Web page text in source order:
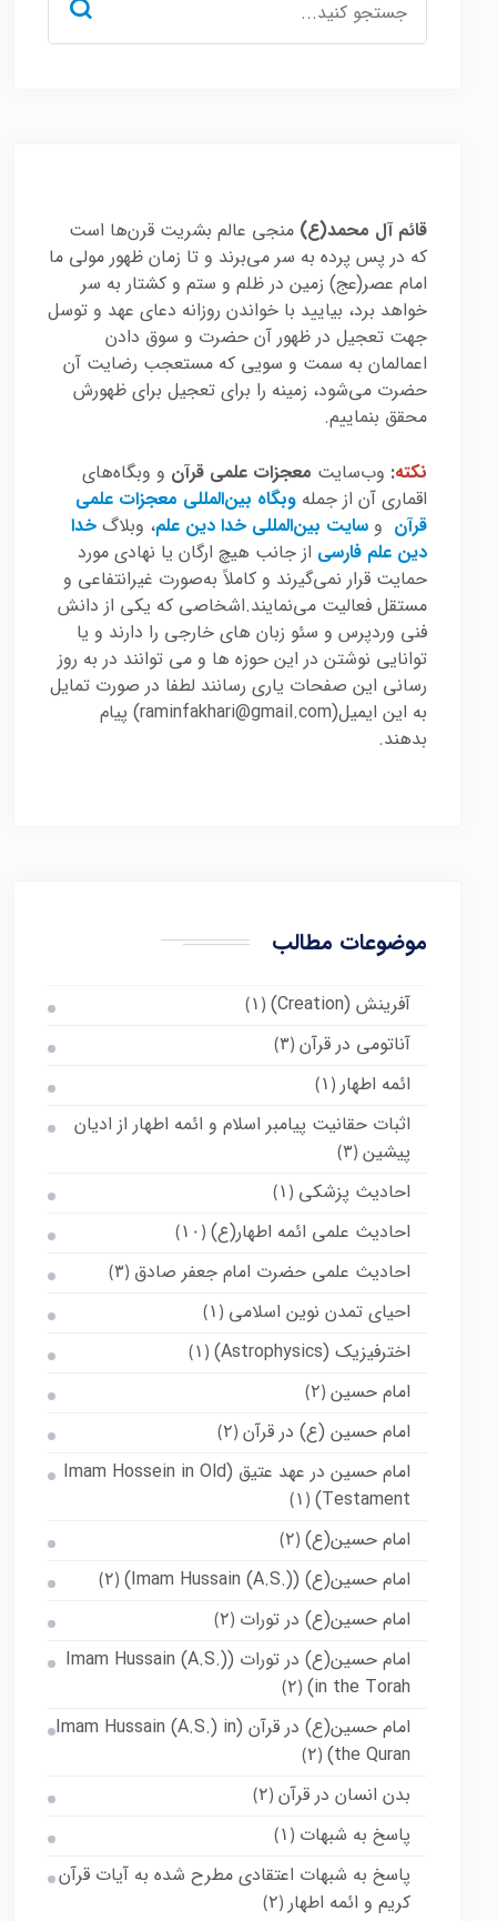
برای:
قائم آل محمد(ع) منجی عالم بشریت قرن‌ها است
که در پس پرده به سر می‌برند و تا زمان ظهور مولی ما
امام عصر(عج) زمین در ظلم و ستم و کشتار به سر
خواهد برد، بیایید با خواندن روزانه دعای عهد و توسل
جهت تعجیل در ظهور آن حضرت و سوق دادن
اعمالمان به سمت و سویی که مستعجب رضایت آن
حضرت می‌شود، زمینه را برای تعجیل برای ظهورش
محقق بنماییم.
نکته: وب‌سایت معجزات علمی قرآن و وبگاه‌های
اقماری آن از جمله وبگاه بین‌المللی معجزات علمی
قرآن و سایت بین‌المللی خدا دین علم، وبلاگ خدا
دین علم فارسی از جانب هیچ ارگان یا نهادی مورد
حمایت قرار نمی‌گیرند و کاملاً به‌صورت غیرانتفاعی و
مستقل فعالیت می‌نمایند.اشخاصی که یکی از دانش
فنی وردپرس و سئو زبان های خارجی را دارند و یا
توانایی نوشتن در این حوزه ها و می توانند در به روز
رسانی این صفحات یاری رسانند لطفا در صورت تمایل
به این ایمیل(raminfakhari@gmail.com) پیام
بدهند.
موضوعات مطالب
آفرینش (Creation) (۱)
آناتومی در قرآن (۳)
ائمه اطهار (۱)
اثبات حقانیت پیامبر اسلام و ائمه اطهار از ادیان
پیشین (۳)
احادیث پزشکی (۱)
احادیث علمی ائمه اطهار(ع) (۱۰)
احادیث علمی حضرت امام جعفر صادق (۳)
احیای تمدن نوین اسلامی (۱)
اخترفیزیک (Astrophysics) (۱)
امام حسین (۲)
امام حسین (ع) در قرآن (۲)
امام حسین در عهد عتیق (Imam Hossein in Old
Testament)
(۱)
امام حسین(ع) (۲)
امام حسین(ع) (Imam Hussain (A.S.)) (۲)
امام حسین(ع) در تورات (۲)
امام حسین(ع) در تورات (Imam Hussain (A.S.)
in the Torah)
(۲)
امام حسین(ع) در قرآن (Imam Hussain (A.S.) in
the Quran)
(۲)
بدن انسان در قرآن (۲)
پاسخ به شبهات (۱)
پاسخ به شبهات اعتقادی مطرح شده به آیات قرآن
کریم و ائمه اطهار (۲)